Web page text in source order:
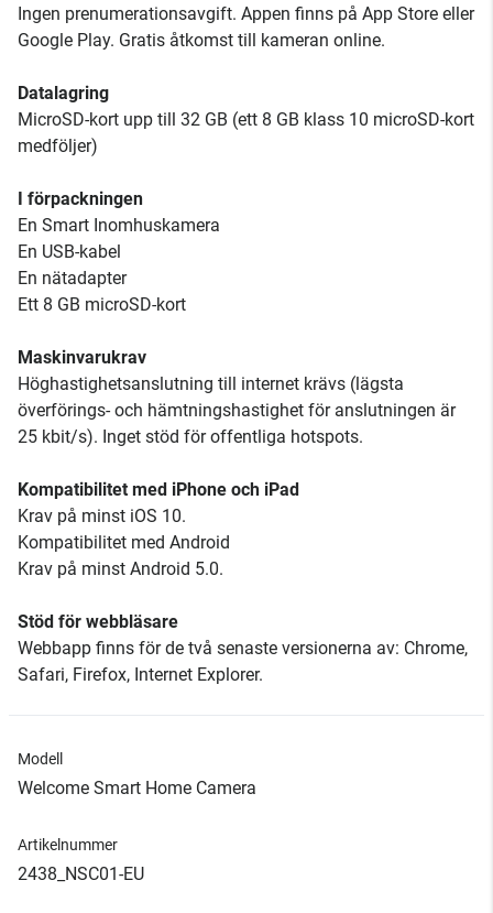
Ingen prenumerationsavgift. Appen finns på App Store eller
Google Play. Gratis åtkomst till kameran online.
Datalagring
MicroSD-kort upp till 32 GB (ett 8 GB klass 10 microSD-kort
medföljer)
I förpackningen
En Smart Inomhuskamera
En USB-kabel
En nätadapter
Ett 8 GB microSD-kort
Maskinvarukrav
Höghastighetsanslutning till internet krävs (lägsta
överförings- och hämtningshastighet för anslutningen är
25 kbit/s). Inget stöd för offentliga hotspots.
Kompatibilitet med iPhone och iPad
Krav på minst iOS 10.
Kompatibilitet med Android
Krav på minst Android 5.0.
Stöd för webbläsare
Webbapp finns för de två senaste versionerna av: Chrome,
Safari, Firefox, Internet Explorer.
Modell
Welcome Smart Home Camera
Artikelnummer
2438_NSC01-EU